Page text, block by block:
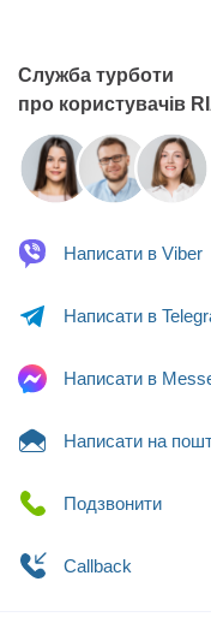
Служба турботи
про користувачів
Написати в Viber
Написати в
Написати в
Написати на
Подзвонити
Сallback